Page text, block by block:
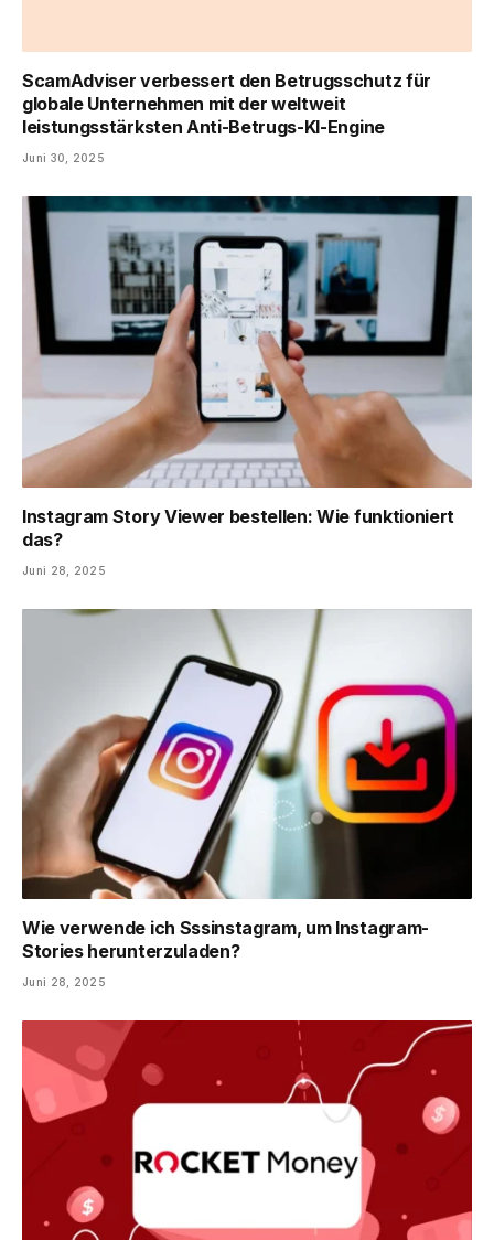
ScamAdviser verbessert den Betrugsschutz für
globale Unternehmen mit der weltweit
leistungsstärksten Anti-Betrugs-KI-Engine
Juni 30, 2025
Instagram Story Viewer bestellen: Wie funktioniert
das?
Juni 28, 2025
Wie verwende ich Sssinstagram, um Instagram-
Stories herunterzuladen?
Juni 28, 2025